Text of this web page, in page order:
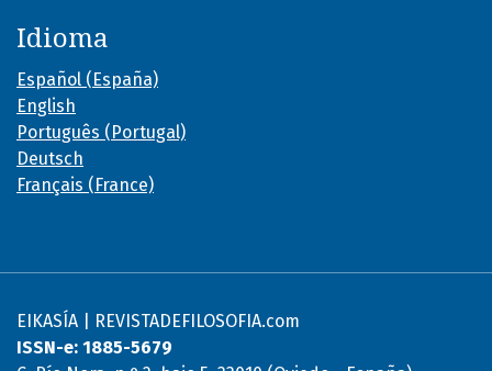
Idioma
Español (España)
English
Português (Portugal)
Deutsch
Français (France)
EIKASÍA | REVISTADEFILOSOFIA.com
ISSN-e: 1885-5679